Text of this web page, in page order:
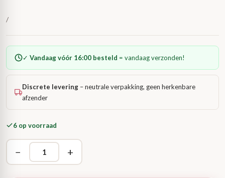
/
✓ Vandaag vóór 16:00 besteld = vandaag verzonden!
Discrete levering – neutrale verpakking, geen herkenbare
afzender
6 op voorraad
− +